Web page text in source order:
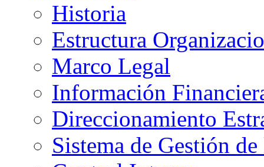
Historia
Estructura
Marco Legal
Información
Direccionamiento
Sistema de Gestión